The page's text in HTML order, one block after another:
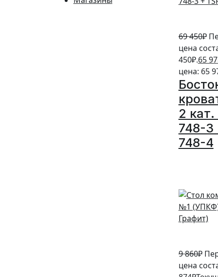
69 450₽
цена
450₽.65
цена: 65
2 кат.
748-3
748-4
9 860₽
цена